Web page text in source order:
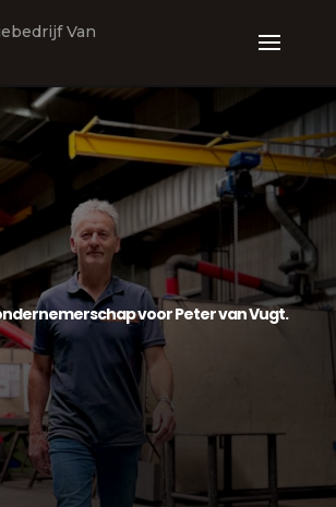
voor Peter van Vugt.